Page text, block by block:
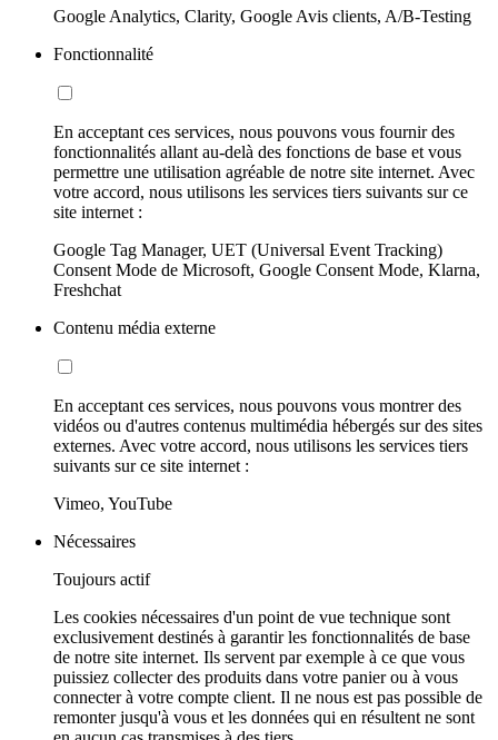
Google Analytics, Clarity, Google Avis clients, A/B-Testing
Fonctionnalité
En acceptant ces services, nous pouvons vous fournir des
fonctionnalités allant au-delà des fonctions de base et vous
permettre une utilisation agréable de notre site internet. Avec
votre accord, nous utilisons les services tiers suivants sur ce
site internet :
Google Tag Manager, UET (Universal Event Tracking)
Consent Mode de Microsoft, Google Consent Mode, Klarna,
Freshchat
Contenu média externe
En acceptant ces services, nous pouvons vous montrer des
vidéos ou d'autres contenus multimédia hébergés sur des sites
externes. Avec votre accord, nous utilisons les services tiers
suivants sur ce site internet :
Vimeo, YouTube
Nécessaires
Toujours actif
Les cookies nécessaires d'un point de vue technique sont
exclusivement destinés à garantir les fonctionnalités de base
de notre site internet. Ils servent par exemple à ce que vous
puissiez collecter des produits dans votre panier ou à vous
connecter à votre compte client. Il ne nous est pas possible de
remonter jusqu'à vous et les données qui en résultent ne sont